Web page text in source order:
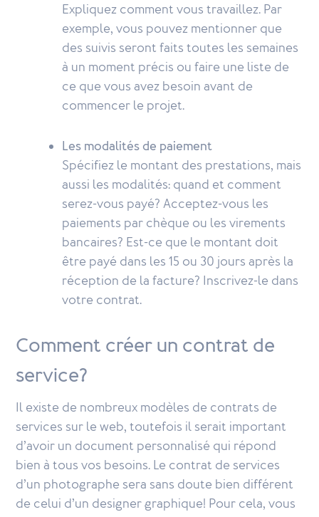
Expliquez comment vous travaillez. Par
exemple, vous pouvez mentionner que
des suivis seront faits toutes les semaines
à un moment précis ou faire une liste de
ce que vous avez besoin avant de
commencer le projet.
Les modalités de paiement
Spécifiez le montant des prestations, mais
aussi les modalités: quand et comment
serez-vous payé? Acceptez-vous les
paiements par chèque ou les virements
bancaires? Est-ce que le montant doit
être payé dans les 15 ou 30 jours après la
réception de la facture? Inscrivez-le dans
votre contrat.
Comment créer un contrat de
service?
Il existe de nombreux modèles de contrats de
services sur le web, toutefois il serait important
d’avoir un document personnalisé qui répond
bien à tous vos besoins. Le contrat de services
d’un photographe sera sans doute bien différent
de celui d’un designer graphique! Pour cela, vous